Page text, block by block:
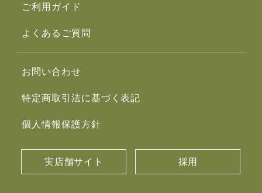
ご利用ガイド
よくあるご質問
お問い合わせ
特定商取引法に基づく表記
個人情報保護方針
実店舗サイト 採用